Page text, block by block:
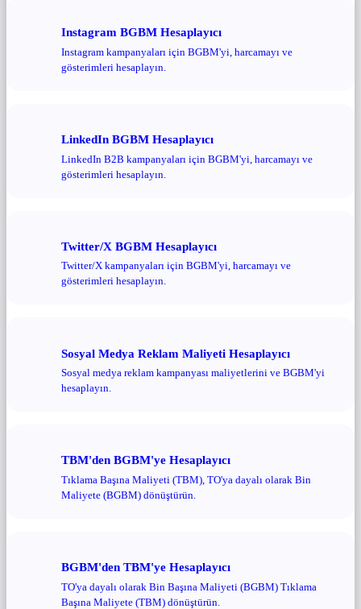
Instagram BGBM Hesaplayıcı
Instagram kampanyaları için BGBM'yi, harcamayı ve
gösterimleri hesaplayın.
LinkedIn BGBM Hesaplayıcı
LinkedIn B2B kampanyaları için BGBM'yi, harcamayı ve
gösterimleri hesaplayın.
Twitter/X BGBM Hesaplayıcı
Twitter/X kampanyaları için BGBM'yi, harcamayı ve
gösterimleri hesaplayın.
Sosyal Medya Reklam Maliyeti Hesaplayıcı
Sosyal medya reklam kampanyası maliyetlerini ve BGBM'yi
hesaplayın.
TBM'den BGBM'ye Hesaplayıcı
Tıklama Başına Maliyeti (TBM), TO'ya dayalı olarak Bin
Maliyete (BGBM) dönüştürün.
BGBM'den TBM'ye Hesaplayıcı
TO'ya dayalı olarak Bin Başına Maliyeti (BGBM) Tıklama
Başına Maliyete (TBM) dönüştürün.